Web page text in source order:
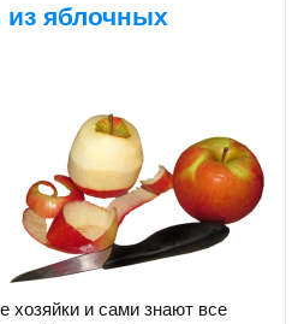
из яблочных
хозяйки и сами знают все